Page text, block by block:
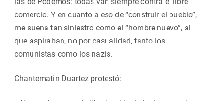
comercio. Y en cuanto a eso de “construir el pueblo”,
me suena tan siniestro como el “hombre nuevo”, al
que aspiraban, no por casualidad, tanto los
comunistas como los nazis.
Chantematin Duartez protestó: